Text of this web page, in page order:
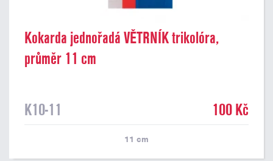
Kokarda jednořadá VĚTRNÍK trikolóra,
průměr 11 cm
K10-11 100 Kč
11 cm